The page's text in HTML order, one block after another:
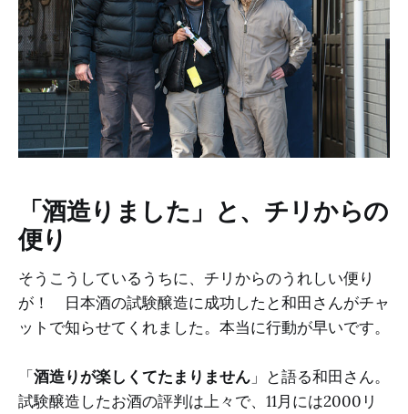
「酒造りました」と、チリからの
便り
そうこうしているうちに、チリからのうれしい便り
が！ 日本酒の試験醸造に成功したと和田さんがチャ
ットで知らせてくれました。本当に行動が早いです。
「酒造りが楽しくてたまりません 」と語る和田さん。
試験醸造したお酒の評判は上々で、11月には2000リ